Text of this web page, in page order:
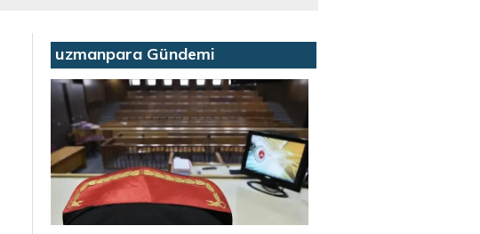
uzmanpara Gündemi